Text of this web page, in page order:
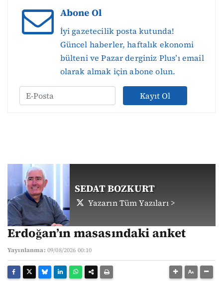
Abone Ol
İyi gazetecilik posta kutunda!
Güncel haberler, haftalık ekonomi
bülteni ve Pazar derginiz Plus’ı email
olarak almak için abone olun.
Kayıt Ol
SEDAT BOZKURT
Yazarın Tüm Yazıları >
Erdoğan’ın masasındaki anket
Yayınlanma: 09/08/2026 00:10